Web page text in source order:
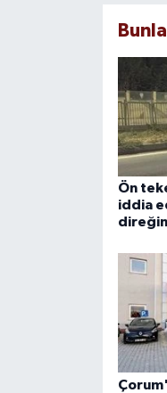
Ön
iddia